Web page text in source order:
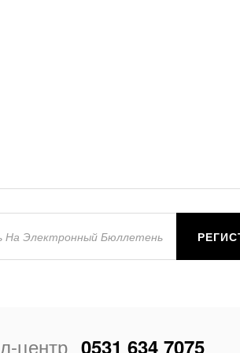
центр 0531 634 7075